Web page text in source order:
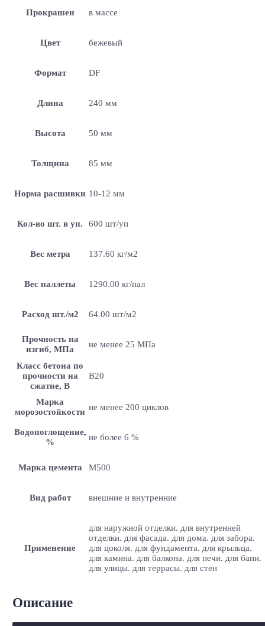
Прокрашен в массе
Цвет бежевый
Формат DF
Длина 240 мм
Высота 50 мм
Толщина 85 мм
Норма расшивки 10-12 мм
Кол-во шт. в уп. 600 шт/уп
Вес метра 137.60 кг/м2
Вес паллеты 1290.00 кг/пал
Расход шт./м2 64.00 шт/м2
Прочность на
изгиб, МПа
не менее 25 МПа
Класс бетона по
прочности на
сжатие, В
B20
Марка
морозостойкости не менее 200 циклов
Водопоглощение,
%
не более 6 %
Марка цемента M500
Вид работ внешние и внутренние
Применение
для наружной отделки. для внутренней
отделки. для фасада. для дома. для забора.
для цоколя. для фундамента. для крыльца.
для камина. для балкона. для печи. для бани.
для улицы. для террасы. для стен
Описание